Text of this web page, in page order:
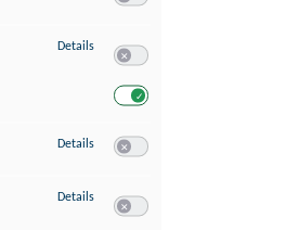
Details zu Messung der Werbeleistung
Details zu Messung der Performance von
Details zu Analyse von Zielgruppen durch